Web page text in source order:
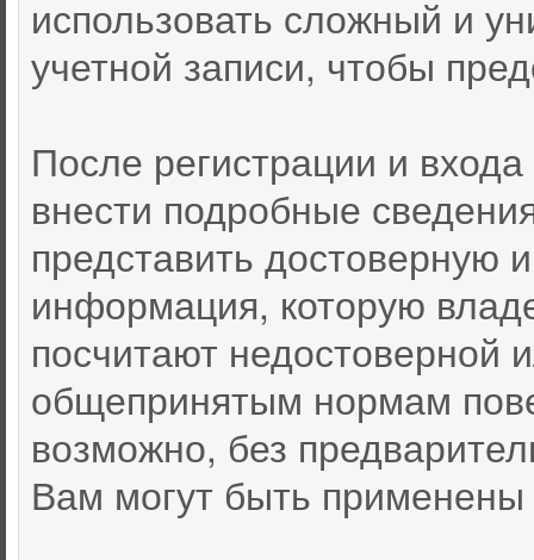
использовать сложный и
учетной записи, чтобы
После регистрации и
внести подробные
представить
информация, которую
посчитают недостоверной
общепринятым нормам
возможно, без
Вам могут быть